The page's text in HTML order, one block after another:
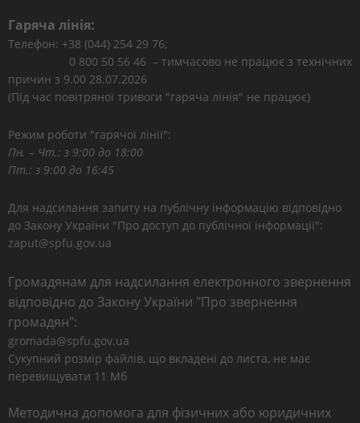
Гаряча лінія:
Телефон: +38 (044) 254 29 76;
0 800 50 56 46 – тимчасово не працює з технічних
причин з 9.00 28.07.2026
(Під час повітряної тривоги "гаряча лінія" не працює)
Режим роботи "гарячої лінії":
Пн. – Чт.: з 9:00 до 18:00
Пт.: з 9:00 до 16:45
Для надсилання запиту на публічну інформацію відповідно
до Закону України "Про доступ до публічної інформації":
zaput@spfu.gov.ua
Громадянам для надсилання електронного звернення
відповідно до Закону України "Про звернення
громадян":
gromada@spfu.gov.ua
Сукупний розмір файлів, що вкладені до листа, не має
перевищувати 11 Мб
Методична допомога для фізичних або юридичних